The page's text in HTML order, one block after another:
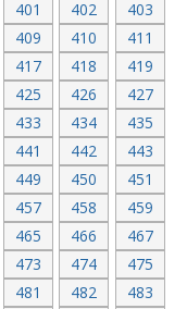
401 402
403
409 410
411
417 418
419
425 426
427
433 434
435
441 442
443
449 450
451
457 458
459
465 466
467
473 474
475
481 482
483